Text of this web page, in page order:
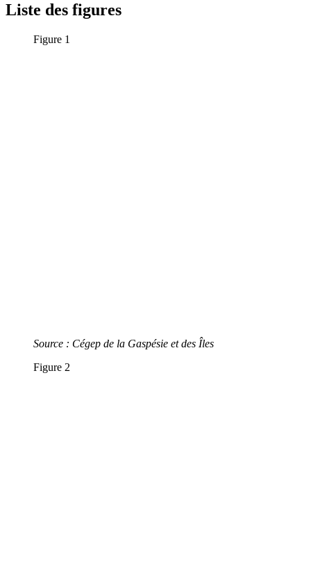
Liste des figures
Figure 1
Source : Cégep de la Gaspésie et des Îles
Figure 2